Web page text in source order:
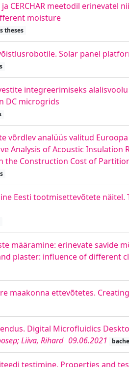
CERCHAR meetodil
moisture
theses
Solar panel
integreerimiseks
DC microgrids
võrdlev analüüs valitud
Analysis of Acoustic
the Construction Cost of
Eesti tootmisettevõtete näitel.
määramine: erinevate savide
plaster: influence of different
maakonna ettevõtetes.
Digital Microfluidics
Liiva, Rihard 09.06.2021
testimine. Properties and